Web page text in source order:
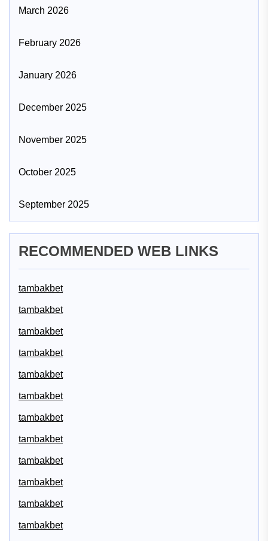
March 2026
February 2026
January 2026
December 2025
November 2025
October 2025
September 2025
RECOMMENDED WEB LINKS
tambakbet
tambakbet
tambakbet
tambakbet
tambakbet
tambakbet
tambakbet
tambakbet
tambakbet
tambakbet
tambakbet
tambakbet